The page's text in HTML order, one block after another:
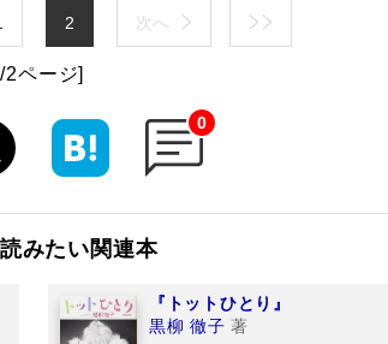
2 次へ
2ページ]
0
みたい関連本
『トットひとり』
黒柳 徹子 著